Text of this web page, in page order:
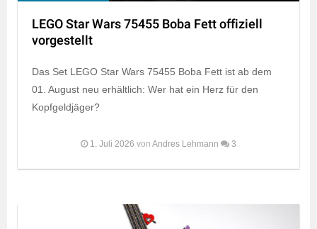
LEGO Star Wars 75455 Boba Fett offiziell
vorgestellt
Das Set LEGO Star Wars 75455 Boba Fett ist ab dem
01. August neu erhältlich: Wer hat ein Herz für den
Kopfgeldjäger?
1. Juli 2026 von Andres Lehmann 3